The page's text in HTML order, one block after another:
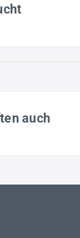
auch